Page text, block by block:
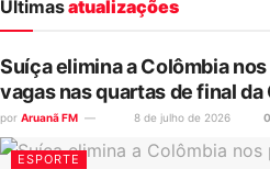
Últimasatualizações
Suíça elimina a Colômbia
vagas nas quartas de final da
por Aruanã FM 8 de julho de 2026 0
ESPORTE